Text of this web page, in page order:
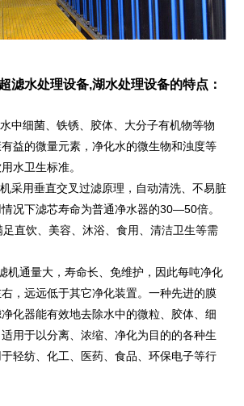
滤水处理设备,湖水处理设备的特点：
中细菌、铁锈、胶体、大分子有机物等物
益的微量元素，净化水的微生物和浊度等
水卫生标准。
采用垂直交叉过滤原理，自动清洗、不易脏
况下滤芯寿命为普通净水器的30—50倍。
直饮、美容、沐浴、食用、清洁卫生等需
机通量大，寿命长、免维护，因此每吨净化
，远远低于其它净化装置。一种先进的膜
化器能有效地去除水中的微粒、胶体、细
用于以分离、浓缩、净化为目的的各种生
轻纺、化工、医药、食品、环保电子等行